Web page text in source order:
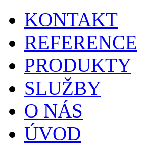
KONTAKT
REFERENCE
PRODUKTY
SLUŽBY
O NÁS
ÚVOD